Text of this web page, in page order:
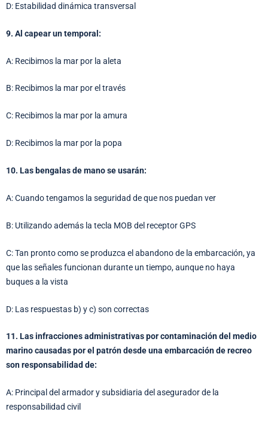
D: Estabilidad dinámica transversal
9. Al capear un temporal:
A: Recibimos la mar por la aleta
B: Recibimos la mar por el través
C: Recibimos la mar por la amura
D: Recibimos la mar por la popa
10. Las bengalas de mano se usarán:
A: Cuando tengamos la seguridad de que nos puedan ver
B: Utilizando además la tecla MOB del receptor GPS
C: Tan pronto como se produzca el abandono de la embarcación, ya
que las señales funcionan durante un tiempo, aunque no haya
buques a la vista
D: Las respuestas b) y c) son correctas
11. Las infracciones administrativas por contaminación del medio
marino causadas por el patrón desde una embarcación de recreo
son responsabilidad de:
A: Principal del armador y subsidiaria del asegurador de la
responsabilidad civil